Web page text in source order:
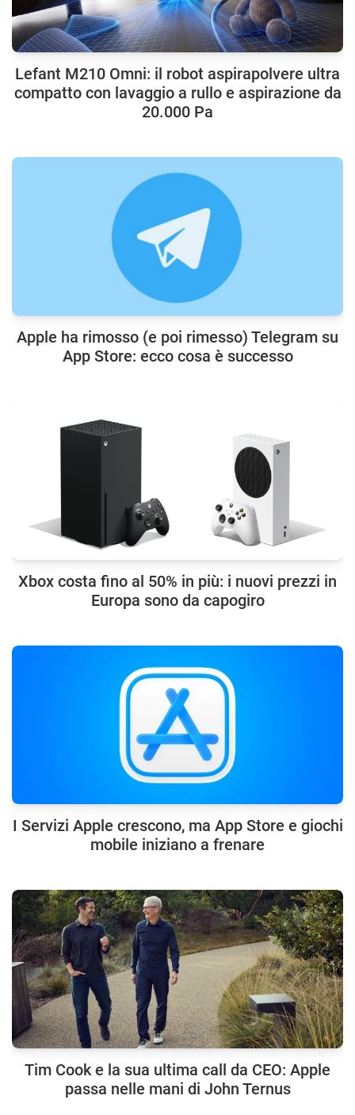
Lefant M210 Omni: il robot aspirapolvere ultra
compatto con lavaggio a rullo e aspirazione da
20.000 Pa
Apple ha rimosso (e poi rimesso) Telegram su
App Store: ecco cosa è successo
Xbox costa fino al 50% in più: i nuovi prezzi in
Europa sono da capogiro
I Servizi Apple crescono, ma App Store e giochi
mobile iniziano a frenare
Tim Cook e la sua ultima call da CEO: Apple
passa nelle mani di John Ternus